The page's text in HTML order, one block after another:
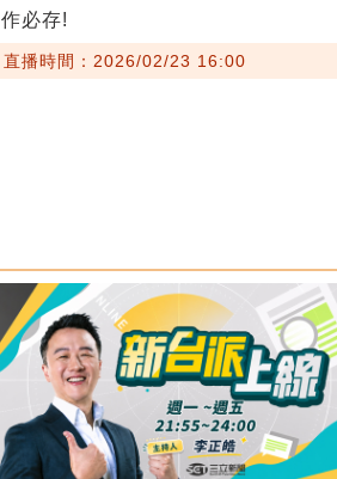
作必存!
直播時間：2026/02/23 16:00